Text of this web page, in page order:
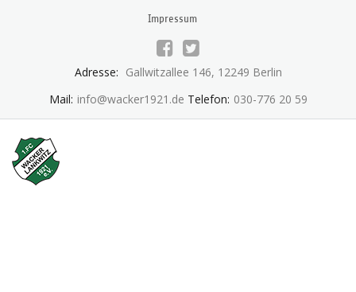
Impressum
Adresse: Gallwitzallee 146, 12249 Berlin
Mail: info@wacker1921.de Telefon: 030-776 20 59